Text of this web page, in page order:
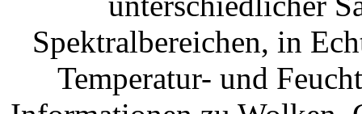
Spektralbereichen, in
Temperatur- und